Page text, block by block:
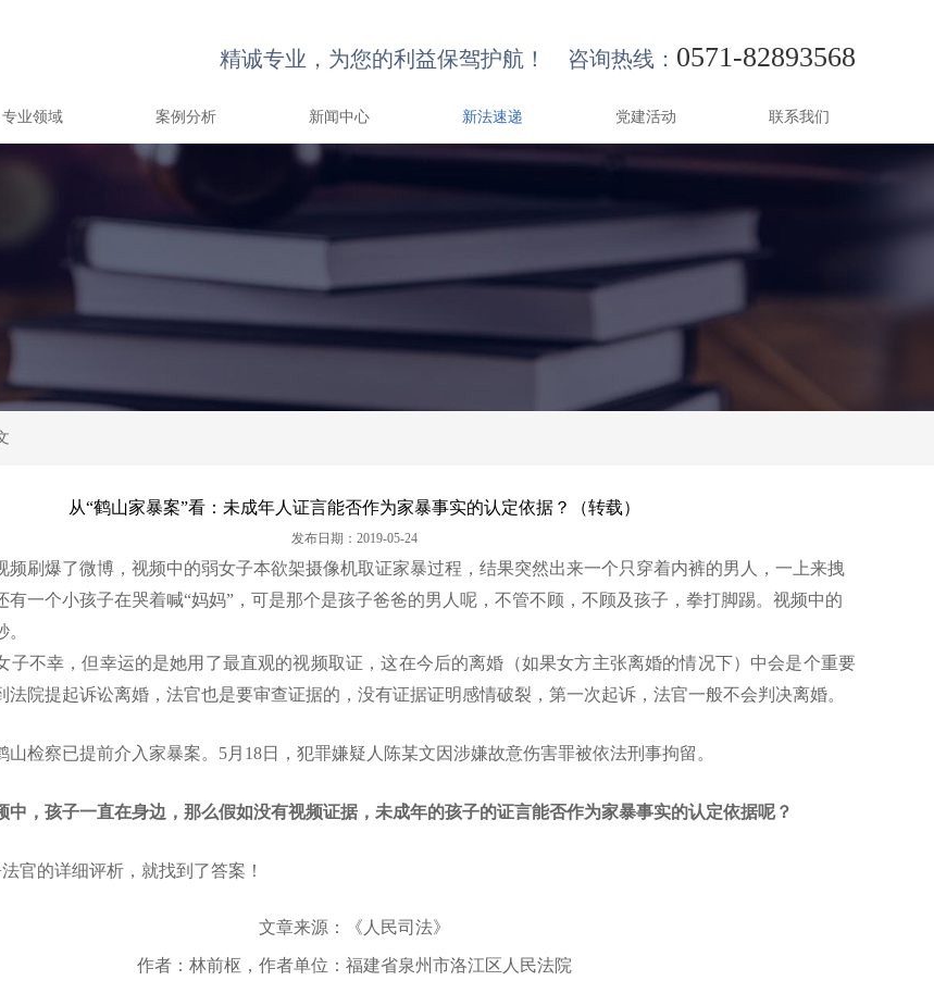
精诚专业，为您的利益保驾护航！ 咨询热线： 0571-82893568
专业领域 案例分析 新闻中心 新法速递 党建活动 联系我们
从“鹤山家暴案”看：未成年人证言能否作为家暴事实的认定依据？（转载）
发布日期：2019-05-24
刷爆了微博， 视频中的弱女子本欲架摄像机取证家暴过程，结果突然出来一个只穿着内裤的男人，一上来拽
有一个小孩子在哭着喊“妈妈”，可是那个是孩子爸爸的男人呢，不管不顾，不顾及孩子，拳打脚踢。视频中的
子不幸，但幸运的是她用了最直观的视频取证，这在今后的离婚（如果女方主张离婚的情况下）中会是个重要
法院提起诉讼离婚，法官也是要审查证据的，没有证据证明感情破裂，第一次起诉，法官一般不会判决离婚。
检察已提前介入家暴案。 5月18日，犯罪嫌疑人陈某文因涉嫌故意伤害罪被依法刑事拘留。
中，孩子一直在身边，那么假如没有视频证据，未成年的孩子的证言能否作为家暴事实的认定依据呢？
官的详细评析，就找到了答案！
文章来源：《人民司法》
作者：林前枢，作者单位：福建省泉州市洛江区人民法院